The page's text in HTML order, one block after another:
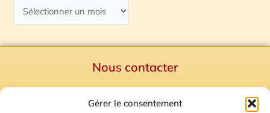
Gérer le consentement
Nous contacter